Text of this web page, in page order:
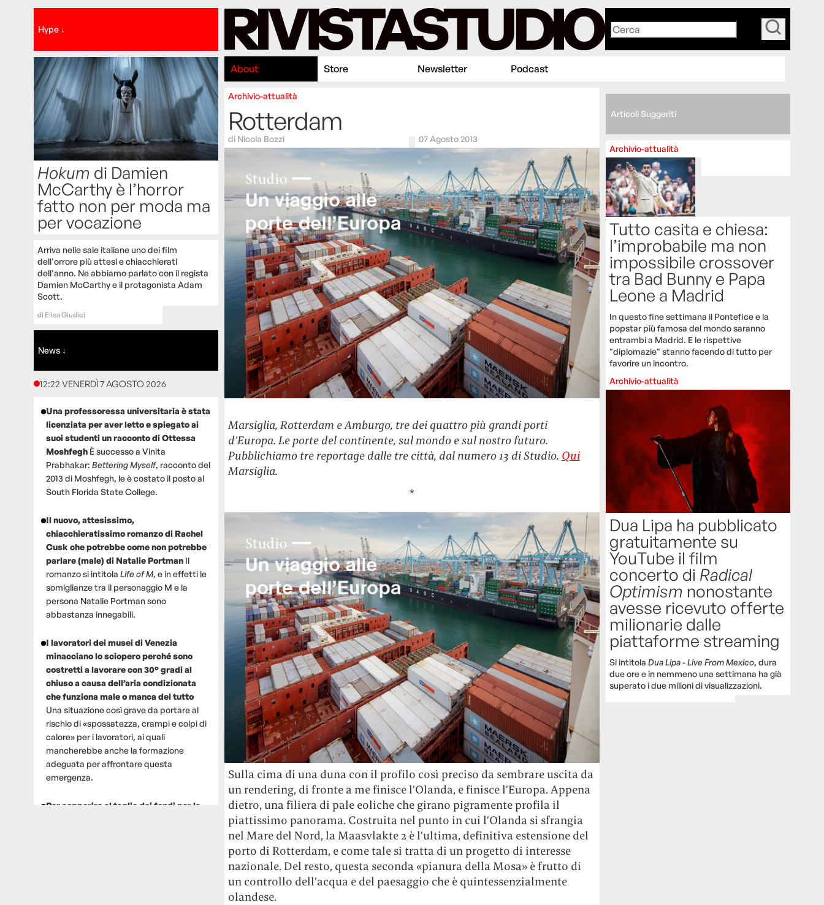
Hype ↓
Hokum di Damien
McCarthy è l’horror
fatto non per moda ma
per vocazione
Arriva nelle sale italiane uno dei film
dell'orrore più attesi e chiacchierati
dell'anno. Ne abbiamo parlato con il regista
Damien McCarthy e il protagonista Adam
Scott.
di Elisa Giudici
News ↓
12:22 VENERDÌ 7 AGOSTO 2026
Una professoressa universitaria è stata
licenziata per aver letto e spiegato ai
suoi studenti un racconto di Ottessa
Moshfegh È successo a Vinita
Prabhakar: Bettering Myself, racconto del
2013 di Moshfegh, le è costato il posto al
South Florida State College.
Il nuovo, attesissimo,
chiacchieratissimo romanzo di Rachel
Cusk che potrebbe come non potrebbe
parlare (male) di Natalie Portman Il
romanzo si intitola Life of M, e in effetti le
somiglianze tra il personaggio M e la
persona Natalie Portman sono
abbastanza innegabili.
I lavoratori dei musei di Venezia
minacciano lo sciopero perché sono
costretti a lavorare con 30° gradi al
chiuso a causa dell’aria condizionata
che funziona male o manca del tutto
Una situazione così grave da portare al
rischio di «spossatezza, crampi e colpi di
calore» per i lavoratori, ai quali
mancherebbe anche la formazione
adeguata per affrontare questa
emergenza.
Per sopperire al taglio dei fondi per la
About Store Newsletter Podcast
Archivio-attualità
Rotterdam
di Nicola Bozzi 07 Agosto 2013
Marsiglia, Rotterdam e Amburgo, tre dei quattro più grandi porti
d’Europa. Le porte del continente, sul mondo e sul nostro futuro.
Pubblichiamo tre reportage dalle tre città, dal numero 13 di Studio. Qui
Marsiglia.
*
Sulla cima di una duna con il profilo così preciso da sembrare uscita da
un rendering, di fronte a me finisce l’Olanda, e finisce l’Europa. Appena
dietro, una filiera di pale eoliche che girano pigramente profila il
piattissimo panorama. Costruita nel punto in cui l’Olanda si sfrangia
nel Mare del Nord, la Maasvlakte 2 è l’ultima, definitiva estensione del
porto di Rotterdam, e come tale si tratta di un progetto di interesse
nazionale. Del resto, questa seconda «pianura della Mosa» è frutto di
un controllo dell’acqua e del paesaggio che è quintessenzialmente
olandese.
Articoli Suggeriti
Archivio-attualità
Tutto casita e chiesa:
l’improbabile ma non
impossibile crossover
tra Bad Bunny e Papa
Leone a Madrid
In questo fine settimana il Pontefice e la
popstar più famosa del mondo saranno
entrambi a Madrid. E le rispettive
"diplomazie" stanno facendo di tutto per
favorire un incontro.
Archivio-attualità
Dua Lipa ha pubblicato
gratuitamente su
YouTube il film
concerto di Radical
Optimism nonostante
avesse ricevuto offerte
milionarie dalle
piattaforme streaming
Si intitolaDua Lipa - Live From Mexico, dura
due ore e in nemmeno una settimana ha già
superato i due milioni di visualizzazioni.